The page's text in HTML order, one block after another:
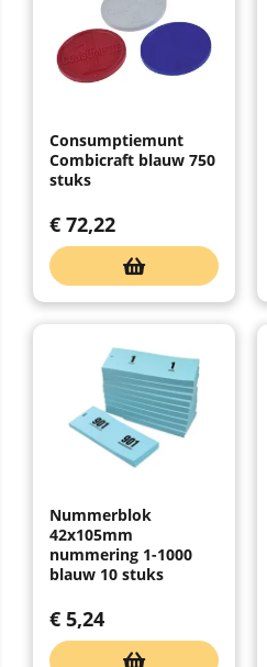
Consumptiemunt
Combicraft blauw 750
stuks
€ 72,22
Nummerblok
42x105mm
nummering 1-1000
blauw 10 stuks
€ 5,24